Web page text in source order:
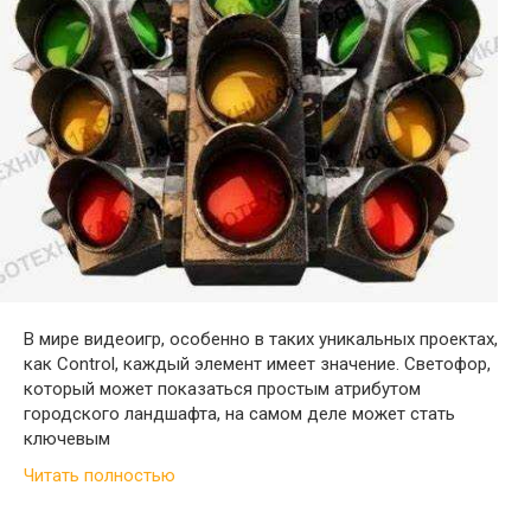
В мире видеоигр, особенно в таких уникальных проектах,
как Control, каждый элемент имеет значение. Светофор,
который может показаться простым атрибутом
городского ландшафта, на самом деле может стать
ключевым
Читать полностью